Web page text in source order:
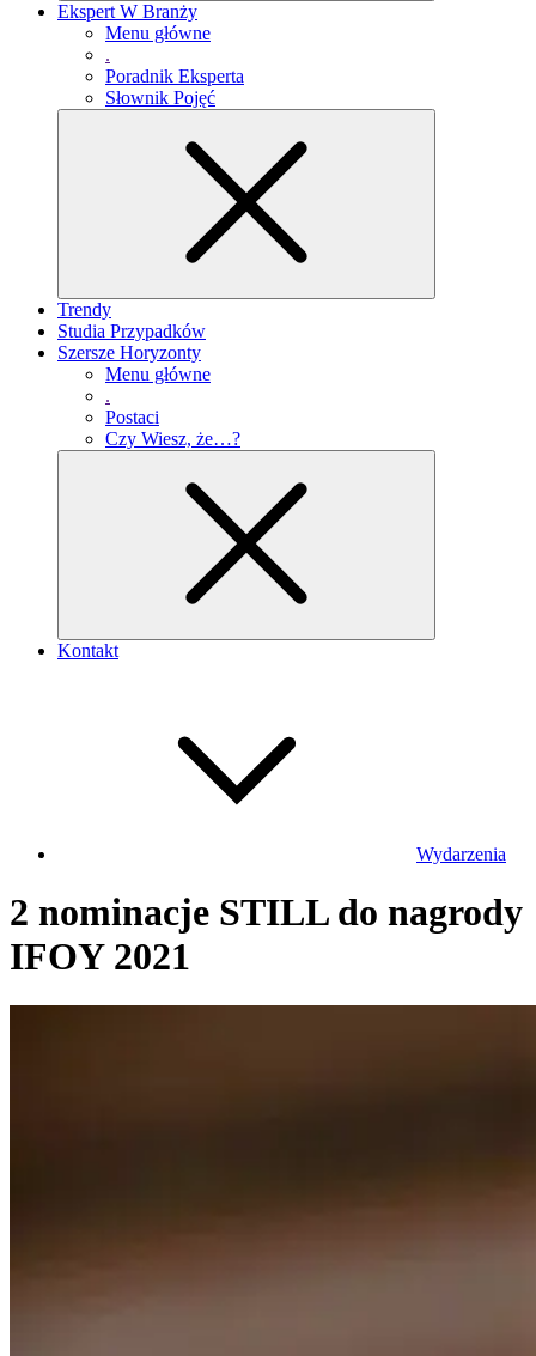
Ekspert W Branży
Menu główne
.
Poradnik Eksperta
Słownik Pojęć
Trendy
Studia Przypadków
Szersze Horyzonty
Menu główne
.
Postaci
Czy Wiesz, że…?
Kontakt
Wydarzenia
2 nominacje STILL do nagrody
IFOY 2021